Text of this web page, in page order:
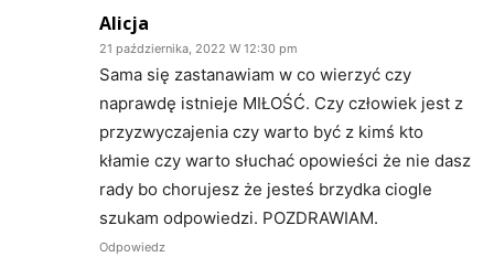
Alicja
21 października, 2022 W 12:30 pm
Sama się zastanawiam w co wierzyć czy
naprawdę istnieje MIŁOŚĆ. Czy człowiek jest z
przyzwyczajenia czy warto być z kimś kto
kłamie czy warto słuchać opowieści że nie dasz
rady bo chorujesz że jesteś brzydka ciogle
szukam odpowiedzi. POZDRAWIAM.
Odpowiedz